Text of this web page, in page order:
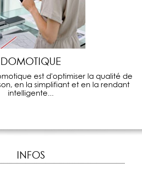
DOMOTIQUE
est d'optimiser la qualité de
en la simplifiant et en la rendant
intelligente...
INFOS